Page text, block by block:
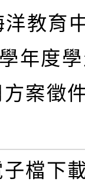
教育
年度
案徵
檔下